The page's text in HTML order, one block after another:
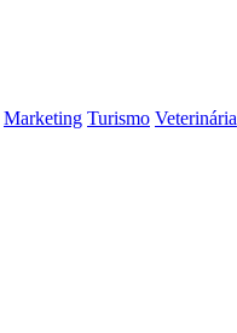
Marketing Turismo Veterinária